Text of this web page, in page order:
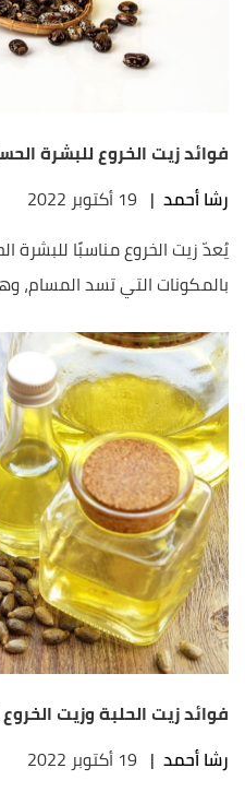
فوائد زيت الخروع للبشرة
رشا أحمد | 19 أكتوبر 2022
يُعدّ زيت الخروع مناسبًا
بالمكونات التي تسد المسام،
فوائد زيت الحلبة وزيت
رشا أحمد | 19 أكتوبر 2022